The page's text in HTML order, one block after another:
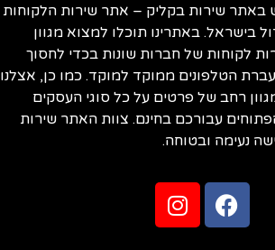
שירות בקליק – אתר שירות הלקוחות
בישראל. באתרינו תוכלו למצוא מגוון
לקוחות של חברות שונות בכדי לחסוך
הטלפונים ממוקד למוקד. כמו כן, אצלנו
רחב של פרטים על כל סוגי העסקים
עבורכם בחינם. צוות האתר שירות
נעימה ובטוחה.